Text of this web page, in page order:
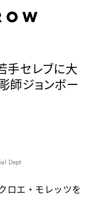
手セレブに大
師ジョンボー
Dept.
ロエ・モレッツを